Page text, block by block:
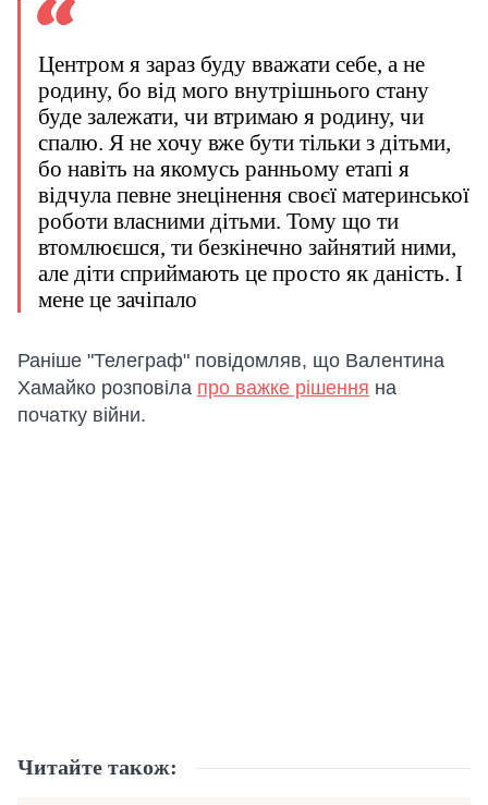
Центром я зараз буду вважати себе, а не
родину, бо від мого внутрішнього стану
буде залежати, чи втримаю я родину, чи
спалю. Я не хочу вже бути тільки з дітьми,
бо навіть на якомусь ранньому етапі я
відчула певне знецінення своєї материнської
роботи власними дітьми. Тому що ти
втомлюєшся, ти безкінечно зайнятий ними,
але діти сприймають це просто як даність. І
мене це зачіпало
Раніше "Телеграф" повідомляв, що Валентина
Хамайко розповіла про важке рішення на
початку війни.
Читайте також: